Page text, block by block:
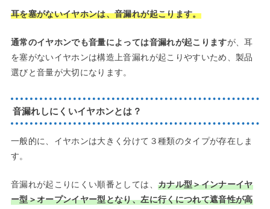
耳を塞がないイヤホンは、音漏れが起こります。
通常のイヤホンでも音量によっては音漏れが起こりますが、耳
を塞がないイヤホンは構造上音漏れが起こりやすいため、製品
選びと音量が大切になります。
音漏れしにくいイヤホンとは？
一般的に、イヤホンは大きく分けて３種類のタイプが存在しま
す。
音漏れが起こりにくい順番としては、 カナル型＞インナーイヤ
ー型＞オープンイヤー型となり、左に行くにつれて遮音性が高